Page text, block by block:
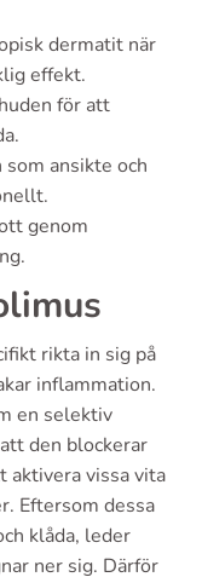
dermatit när
effekt.
för att
ansikte och
genom
rikta in sig på
inflammation.
en selektiv
den blockerar
aktivera vissa vita
Eftersom dessa
klåda, leder
ner sig. Därför